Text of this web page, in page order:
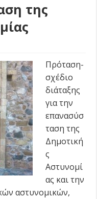
της
Πρόταση-
σχέδιο
διάταξης
για την
επανασύσ
ταση της
Δημοτική
ς
Αστυνομί
ας και την
αστυνομικών,